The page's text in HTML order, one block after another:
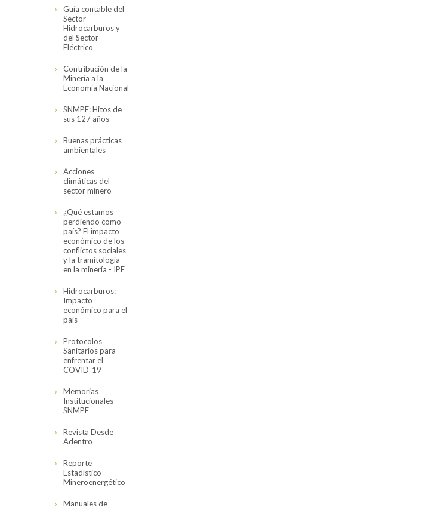
Cifras actualizadas
en noviembre del
2019
El canon,
regalías en el Perú
(2008-2017)
Guía contable del
Sector
Hidrocarburos y
del Sector
Eléctrico
Contribución de la
Minería a la
Economía Nacional
SNMPE: Hitos de
sus 127 años
Buenas prácticas
ambientales
Acciones
climáticas del
sector minero
¿Qué estamos
perdiendo como
país? El impacto
económico de los
conflictos sociales
y la tramitología
en la minería - IPE
Hidrocarburos:
Impacto
económico para el
país
Protocolos
Sanitarios para
enfrentar el
COVID-19
Memorias
Institucionales
SNMPE
Revista Desde
Adentro
Reporte
Estadístico
Mineroenergético
Manuales de